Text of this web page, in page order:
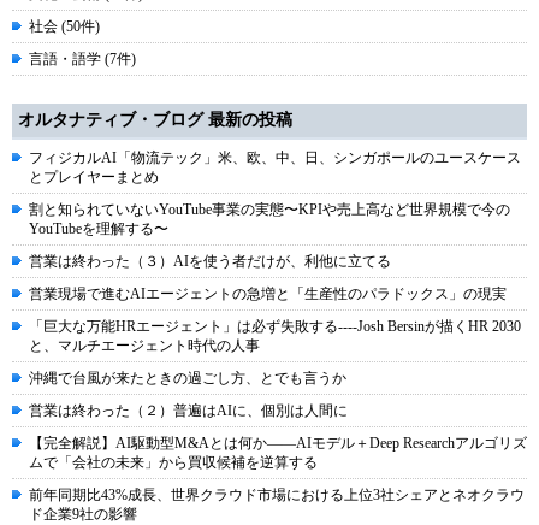
社会 (50件)
言語・語学 (7件)
オルタナティブ・ブログ 最新の投稿
フィジカルAI「物流テック」米、欧、中、日、シンガポールのユースケース
とプレイヤーまとめ
割と知られていないYouTube事業の実態〜KPIや売上高など世界規模で今の
YouTubeを理解する〜
営業は終わった（３）AIを使う者だけが、利他に立てる
営業現場で進むAIエージェントの急増と「生産性のパラドックス」の現実
「巨大な万能HRエージェント」は必ず失敗する----Josh Bersinが描くHR 2030
と、マルチエージェント時代の人事
沖縄で台風が来たときの過ごし方、とでも言うか
営業は終わった（２）普遍はAIに、個別は人間に
【完全解説】AI駆動型M&Aとは何か――AIモデル＋Deep Researchアルゴリズ
ムで「会社の未来」から買収候補を逆算する
前年同期比43%成長、世界クラウド市場における上位3社シェアとネオクラウ
ド企業9社の影響